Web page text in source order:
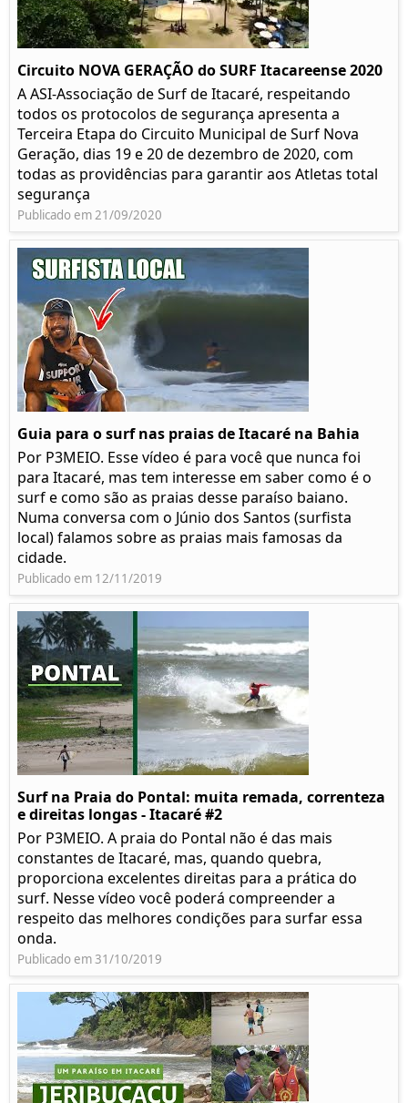
Circuito NOVA GERAÇÃO do SURF Itacareense 2020
A ASI-Associação de Surf de Itacaré, respeitando
todos os protocolos de segurança apresenta a
Terceira Etapa do Circuito Municipal de Surf Nova
Geração, dias 19 e 20 de dezembro de 2020, com
todas as providências para garantir aos Atletas total
segurança
Publicado em 21/09/2020
Guia para o surf nas praias de Itacaré na Bahia
Por P3MEIO. Esse vídeo é para você que nunca foi
para Itacaré, mas tem interesse em saber como é o
surf e como são as praias desse paraíso baiano.
Numa conversa com o Júnio dos Santos (surfista
local) falamos sobre as praias mais famosas da
cidade.
Publicado em 12/11/2019
Surf na Praia do Pontal: muita remada, correnteza
e direitas longas - Itacaré #2
Por P3MEIO. A praia do Pontal não é das mais
constantes de Itacaré, mas, quando quebra,
proporciona excelentes direitas para a prática do
surf. Nesse vídeo você poderá compreender a
respeito das melhores condições para surfar essa
onda.
Publicado em 31/10/2019